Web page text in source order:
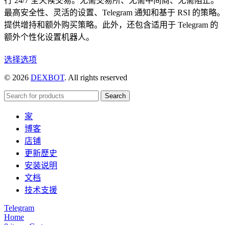
最高安全性、灵活的设置、Telegram 通知和基于 RSI 的策略。
提供增持和额外购买策略。此外，还包含适用于 Telegram 的
额外个性化设置机器人。
选择选项本
品
有
变
体。
可
在
产
品
© 2026 DEXBOT. All rights reserved
Search
家
博客
店铺
更新歷史
安装说明
文档
技术支援
Telegram
Home